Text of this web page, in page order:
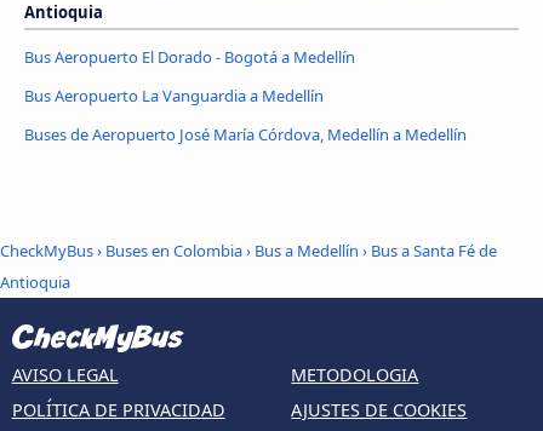
Antioquia
Bus Aeropuerto El Dorado - Bogotá a Medellín
Bus Aeropuerto La Vanguardia a Medellín
Buses de Aeropuerto José María Córdova, Medellín a Medellín
CheckMyBus› Buses en Colombia› Bus a Medellín › Bus a Santa Fé de
Antioquia
AVISO LEGAL
POLÍTICA DE PRIVACIDAD
METODOLOGIA
AJUSTES DE COOKIES